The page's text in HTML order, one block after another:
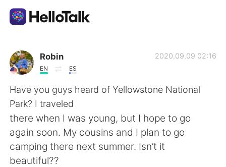
แอปแลกเปลี่ยนทางภาษา
AI Grammar Checker
ไทย
English 简体中文
Robin
EN ES
2020.09.09 02:16
Have you guys heard of Yellowstone National
Park? I traveled
there when I was young, but I hope to go
again soon. My cousins and I plan to go
camping there next summer. Isn’t it
beautiful??